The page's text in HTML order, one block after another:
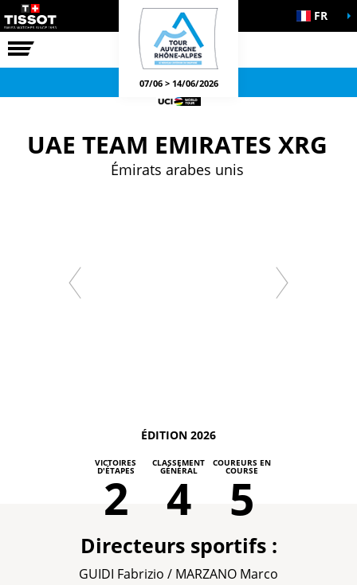
COURSE
OFFICIELS FR
07/06 > 14/06/2026
UAE TEAM EMIRATES XRG
Émirats arabes unis
ÉDITION 2026
VICTOIRES
D'ÉTAPES
2
CLASSEMENT
GÉNÉRAL
4
COUREURS EN
COURSE
5
Directeurs sportifs :
GUIDI Fabrizio / MARZANO Marco